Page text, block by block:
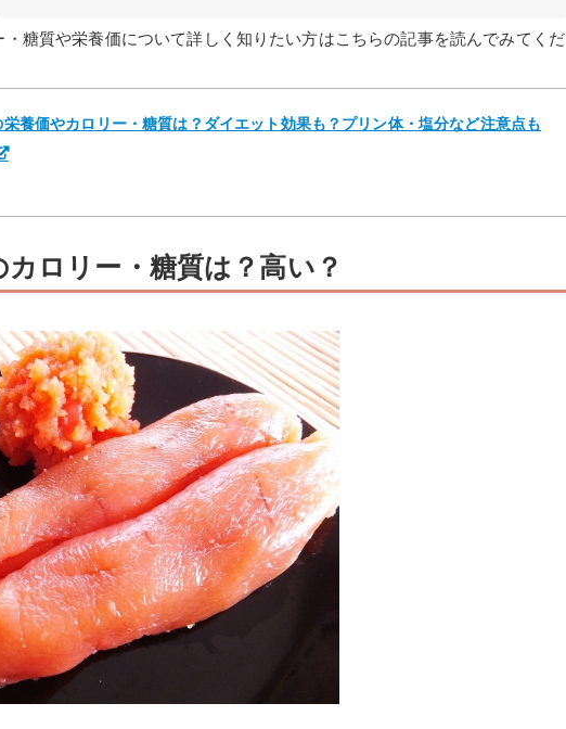
・糖質や栄養価について詳しく知りたい方はこちらの記事を読んでみてくだ
栄養価やカロリー・糖質は？ダイエット効果も？プリン体・塩分など注意点も
カロリー・糖質は？高い？